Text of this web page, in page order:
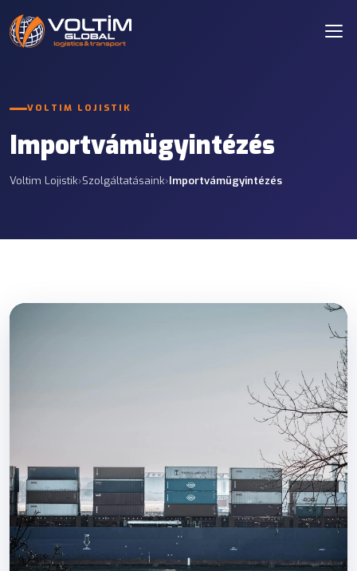
VOLTIM LOJISTIK
Importvámügyintézés
Voltim Lojistik›Szolgáltatásaink›Importvámügyintézés